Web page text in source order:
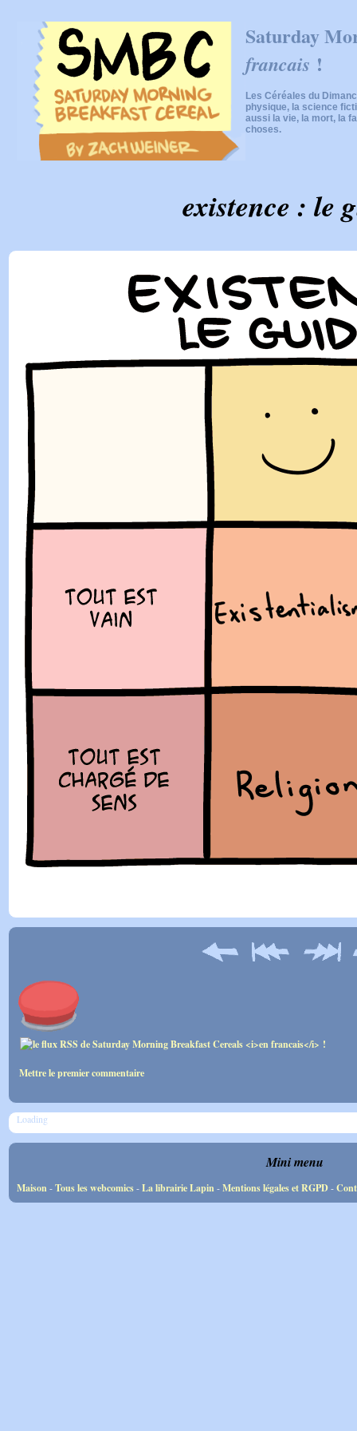
Saturday
francais !
Les Céréales du
physique, la science
aussi la vie, la mort, la
choses.
existence : le
Mettre le premier commentaire
Loading
Mini menu
Maison-Tous les webcomics-La librairie Lapin-Mentions légales et RGPD-